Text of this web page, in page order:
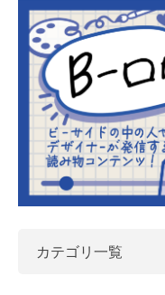
カテゴリ一覧